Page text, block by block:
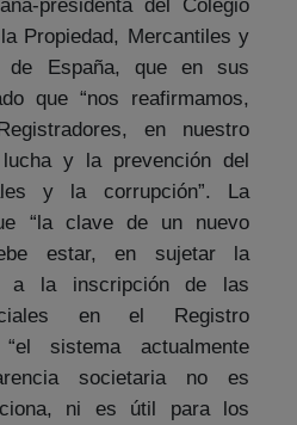
Propiedad, Mercantiles y
de España, que en sus
que “nos reafirmamos,
en nuestro
y la prevención del
y la corrupción”. La
“la clave de un nuevo
estar, en sujetar la
a la inscripción de las
en el Registro
sistema actualmente
societaria no es
ni es útil para los